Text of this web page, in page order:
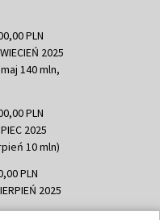
PLN
2025
140 mln,
PLN
2025
10 mln)
PLN
2025